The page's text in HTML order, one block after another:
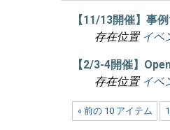
【11/13開催】事
存在位置 イベ
【2/3-4開催】
存在位置 イベ
« 前の 10 アイテム 1